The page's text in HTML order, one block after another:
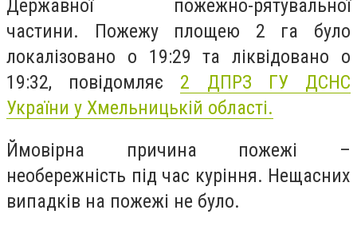
Державної пожежно-рятувальної
частини. Пожежу площею 2 га було
локалізовано о 19:29 та ліквідовано о
19:32, повідомляє 2 ДПРЗ ГУ ДСНС
України у Хмельницькій області.
Ймовірна причина пожежі –
необережність під час куріння. Нещасних
випадків на пожежі не було.